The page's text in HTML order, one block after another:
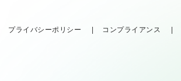
プライバシーポリシー コンプライアンス